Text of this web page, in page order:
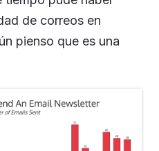
de correos en
pienso que es una